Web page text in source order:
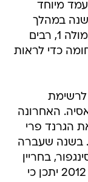
מיוחד
שנה במהלך
סוף השבוע בו היא מארחת את הפורמולה 1, רבים
כדי לראות
לרשימת
האחרונה
הגרנד פרי
בשנה שעברה
בחריין
ועוד. בשנה הבא תצטרף הודו ובשנת 2012 יתכן כי